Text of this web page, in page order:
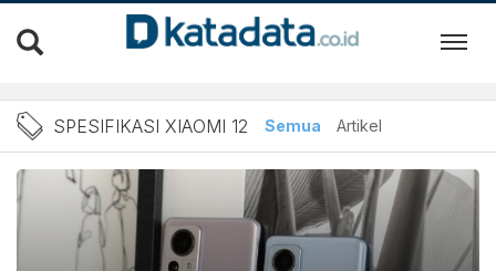
Berita Spesifikasi Xiaomi
SPESIFIKASI XIAOMI 12 Semua Artikel